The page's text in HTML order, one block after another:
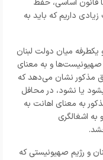
قانون اساسی، حفظ
داریم که باید به
میان دولت لبنان
صهیونیست‌ها و به معنای
مذکور نشان می‌دهد که
یا نشود، در محافل
به معنای اهانت به
اشغالگری
و رژیم صهیونیستی که